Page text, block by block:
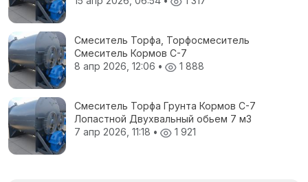
Смеситель Торфа, Торфосмеситель
Смеситель Кормов С-7
8 апр 2026, 12:06 • 1 888
Смеситель Торфа Грунта Кормов С-7
Лопастной Двухвальный обьем 7 м3
7 апр 2026, 11:18 • 1 921